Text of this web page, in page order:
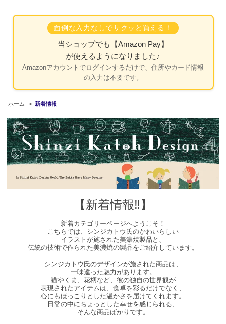
面倒な入力なしでサクッと買える！
当ショップでも
【Amazon Pay】
が使えるようになりました♪
Amazonアカウントでログインするだけで、住所やカード情報
の入力は不要です。
ホーム > 新着情報
【新着情報‼】
新着カテゴリーページへようこそ！
こちらでは、シンジカトウ氏のかわいらしい
イラストが施された美濃焼製品と、
伝統の技術で作られた美濃焼の製品をご紹介しています。
シンジカトウ氏のデザインが施された商品は、
一味違った魅力があります。
猫やくま、花柄など、彼の独自の世界観が
表現されたアイテムは、食卓を彩るだけでなく、
心にもほっこりとした温かさを届けてくれます。
日常の中にちょっとした幸せを感じられる、
そんな商品ばかりです。